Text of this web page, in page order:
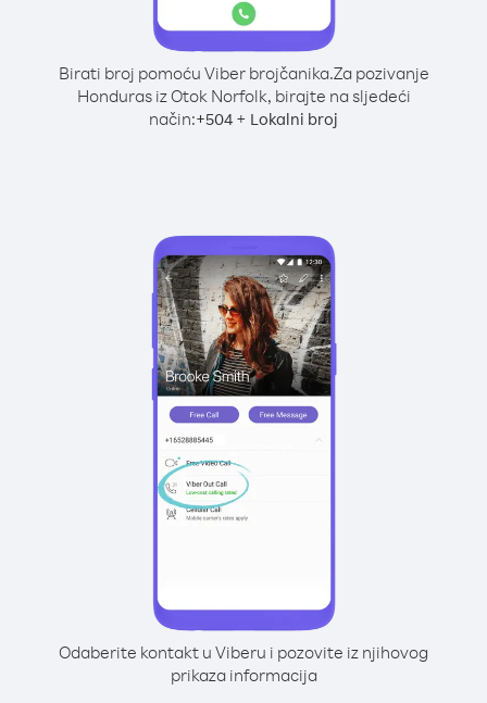
Birati broj pomoću Viber brojčanika.Za pozivanje
Honduras iz Otok Norfolk, birajte na sljedeći
način:+504 + Lokalni broj
Odaberite kontakt u Viberu i pozovite iz njihovog
prikaza informacija